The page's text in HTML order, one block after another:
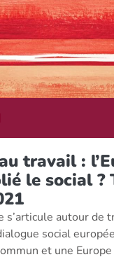
travail :
le social ?
s’articule autour de
social
et une Europe